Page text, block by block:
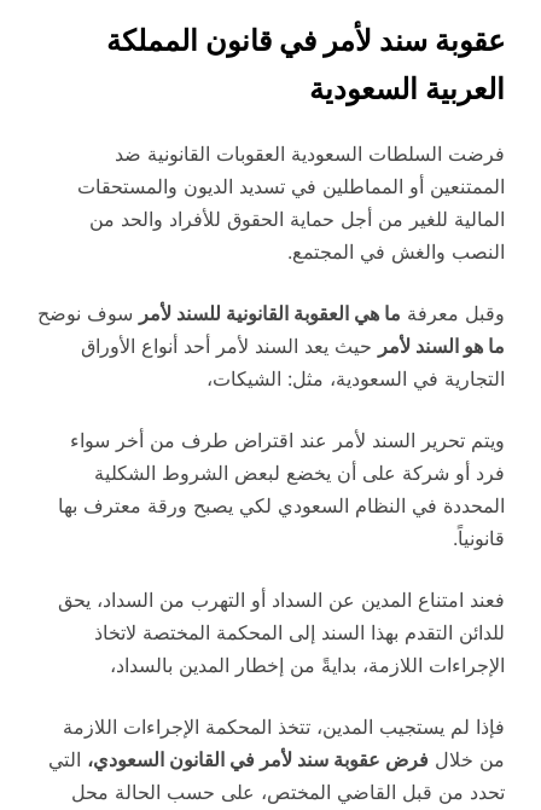
عقوبة سند لأمر في قانون المملكة
العربية السعودية
فرضت السلطات السعودية العقوبات القانونية ضد
الممتنعين أو المماطلين في تسديد الديون والمستحقات
المالية للغير من أجل حماية الحقوق للأفراد والحد من
النصب والغش في المجتمع.
وقبل معرفة ما هي العقوبة القانونية للسند لأمر سوف نوضح
ما هو السند لأمر حيث يعد السند لأمر أحد أنواع الأوراق
التجارية في السعودية، مثل: الشيكات،
ويتم تحرير السند لأمر عند اقتراض طرف من أخر سواء
فرد أو شركة على أن يخضع لبعض الشروط الشكلية
المحددة في النظام السعودي لكي يصبح ورقة معترف بها
قانونياً.
فعند امتناع المدين عن السداد أو التهرب من السداد، يحق
للدائن التقدم بهذا السند إلى المحكمة المختصة لاتخاذ
الإجراءات اللازمة، بدايةً من إخطار المدين بالسداد،
فإذا لم يستجيب المدين، تتخذ المحكمة الإجراءات اللازمة
من خلال فرض عقوبة سند لأمر في القانون السعودي، التي
تحدد من قبل القاضي المختص، على حسب الحالة محل